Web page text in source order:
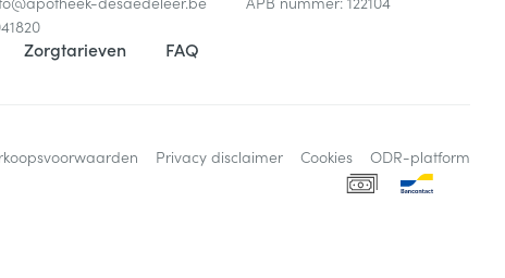
Zorgtarieven FAQ
Privacy disclaimer Cookies ODR-platform